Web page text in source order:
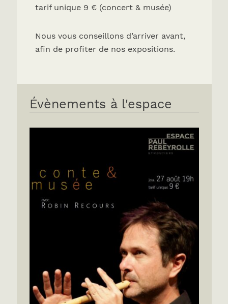
tarif unique 9 € (concert & musée)
Nous vous conseillons d’arriver avant,
afin de profiter de nos expositions.
Évènements à l'espace